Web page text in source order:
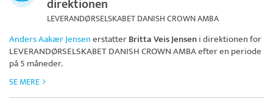
direktionen
LEVERANDØRSELSKABET DANISH CROWN AMBA
Anders Aakær JensenerstatterBritta Veis Jenseni direktionen for
LEVERANDØRSELSKABET DANISH CROWN AMBAefter en periode
på 5 måneder.
SE MERE